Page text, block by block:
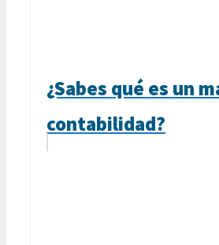
¿Sabes qué es un
contabilidad?